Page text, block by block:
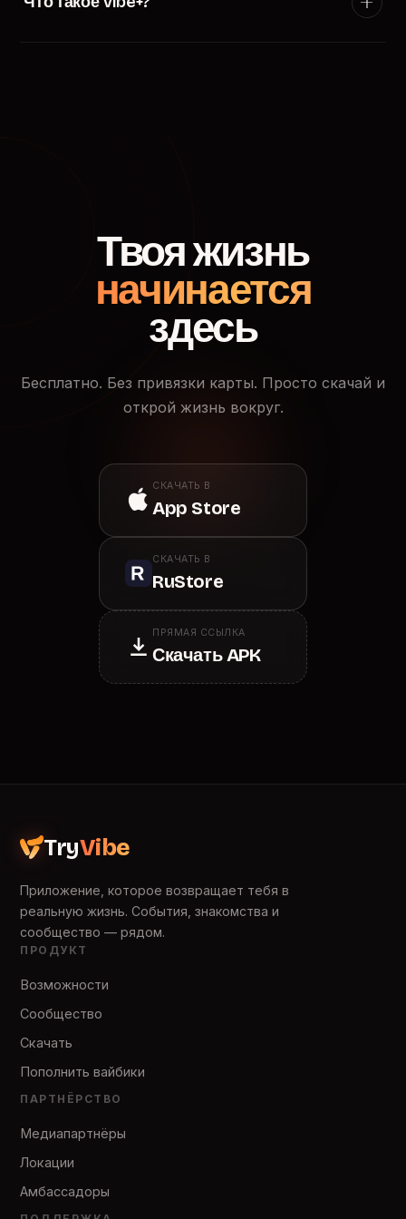
Твоя жизнь
начинается
здесь
Бесплатно. Без привязки карты. Просто скачай и
открой жизнь вокруг.
СКАЧАТЬ В
App Store
СКАЧАТЬ В
RuStore
ПРЯМАЯ ССЫЛКА
Скачать APK
TryVibe
Приложение, которое возвращает тебя в
реальную жизнь. События, знакомства и
сообщество — рядом.
ПРОДУКТ
Возможности
Сообщество
Скачать
Пополнить вайбики
ПАРТНЁРСТВО
Медиапартнёры
Локации
Амбассадоры